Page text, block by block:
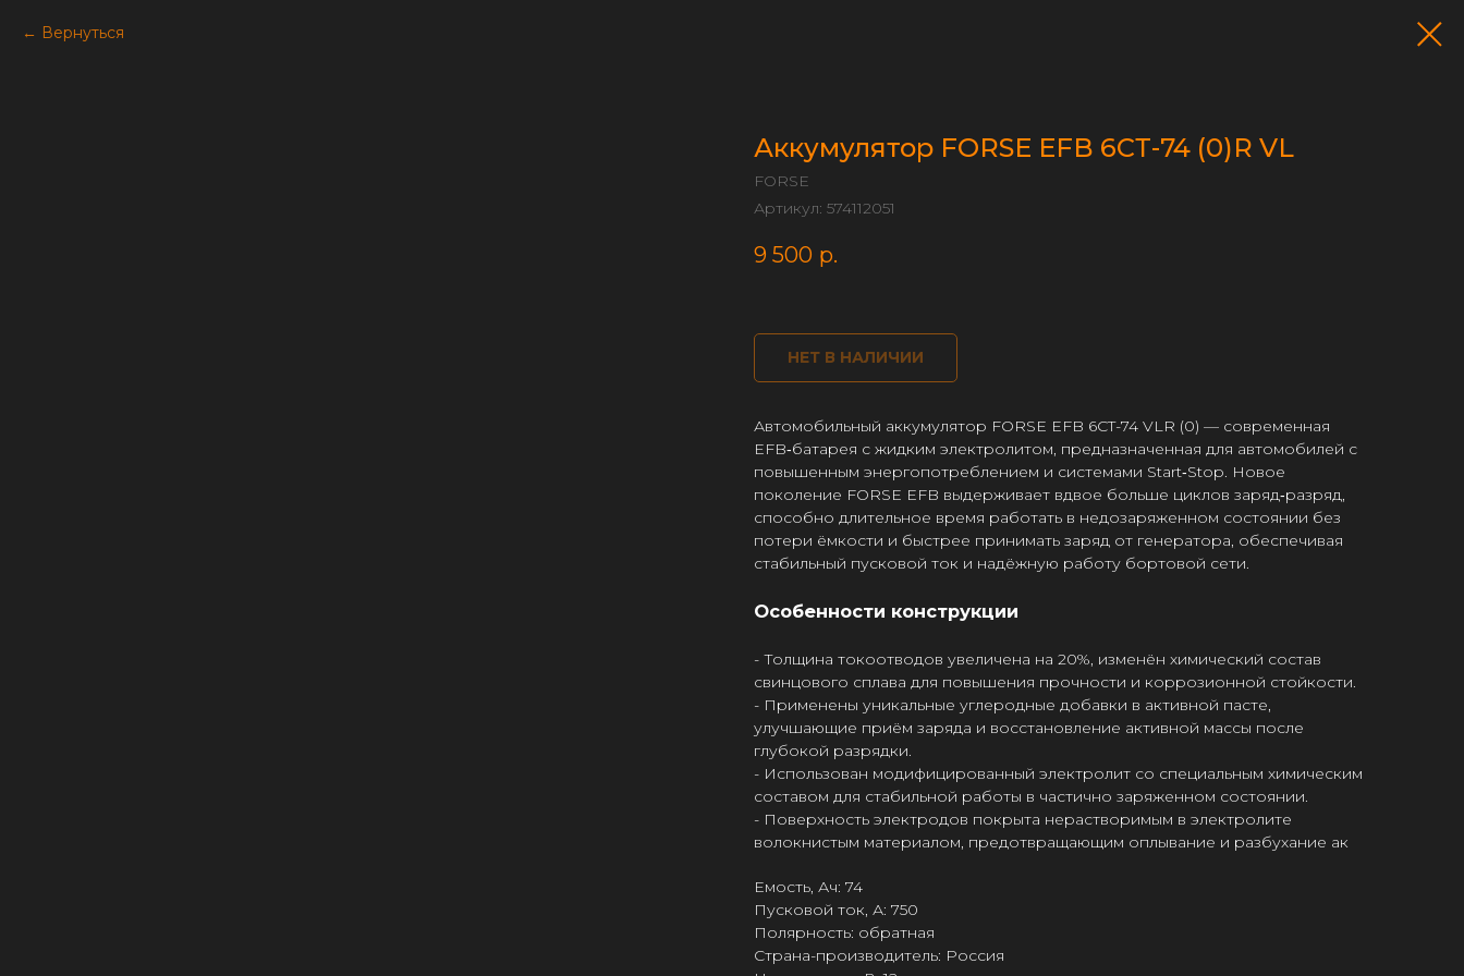
Вернуться
Аккумулятор FORSE EFB 6СТ-74 (0)R VL
FORSE
Артикул: 574112051
9 500 р.
НЕТ В НАЛИЧИИ
Автомобильный аккумулятор FORSE EFB 6CT-74 VLR (0) — современная
EFB‑батарея с жидким электролитом, предназначенная для автомобилей с
повышенным энергопотреблением и системами Start‑Stop. Новое
поколение FORSE EFB выдерживает вдвое больше циклов заряд‑разряд,
способно длительное время работать в недозаряженном состоянии без
потери ёмкости и быстрее принимать заряд от генератора, обеспечивая
стабильный пусковой ток и надёжную работу бортовой сети.
Особенности конструкции
- Толщина токоотводов увеличена на 20%, изменён химический состав
свинцового сплава для повышения прочности и коррозионной стойкости.
- Применены уникальные углеродные добавки в активной пасте,
улучшающие приём заряда и восстановление активной массы после
глубокой разрядки.
- Использован модифицированный электролит со специальным химическим
составом для стабильной работы в частично заряженном состоянии.
- Поверхность электродов покрыта нерастворимым в электролите
волокнистым материалом, предотвращающим оплывание и разбухание ак
Емость, Ач: 74
Пусковой ток, А: 750
Полярность: обратная
Страна-производитель: Россия